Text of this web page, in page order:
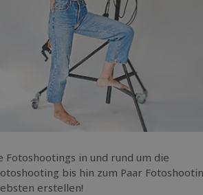
in und rund um die
bis hin zum Paar
erstellen!